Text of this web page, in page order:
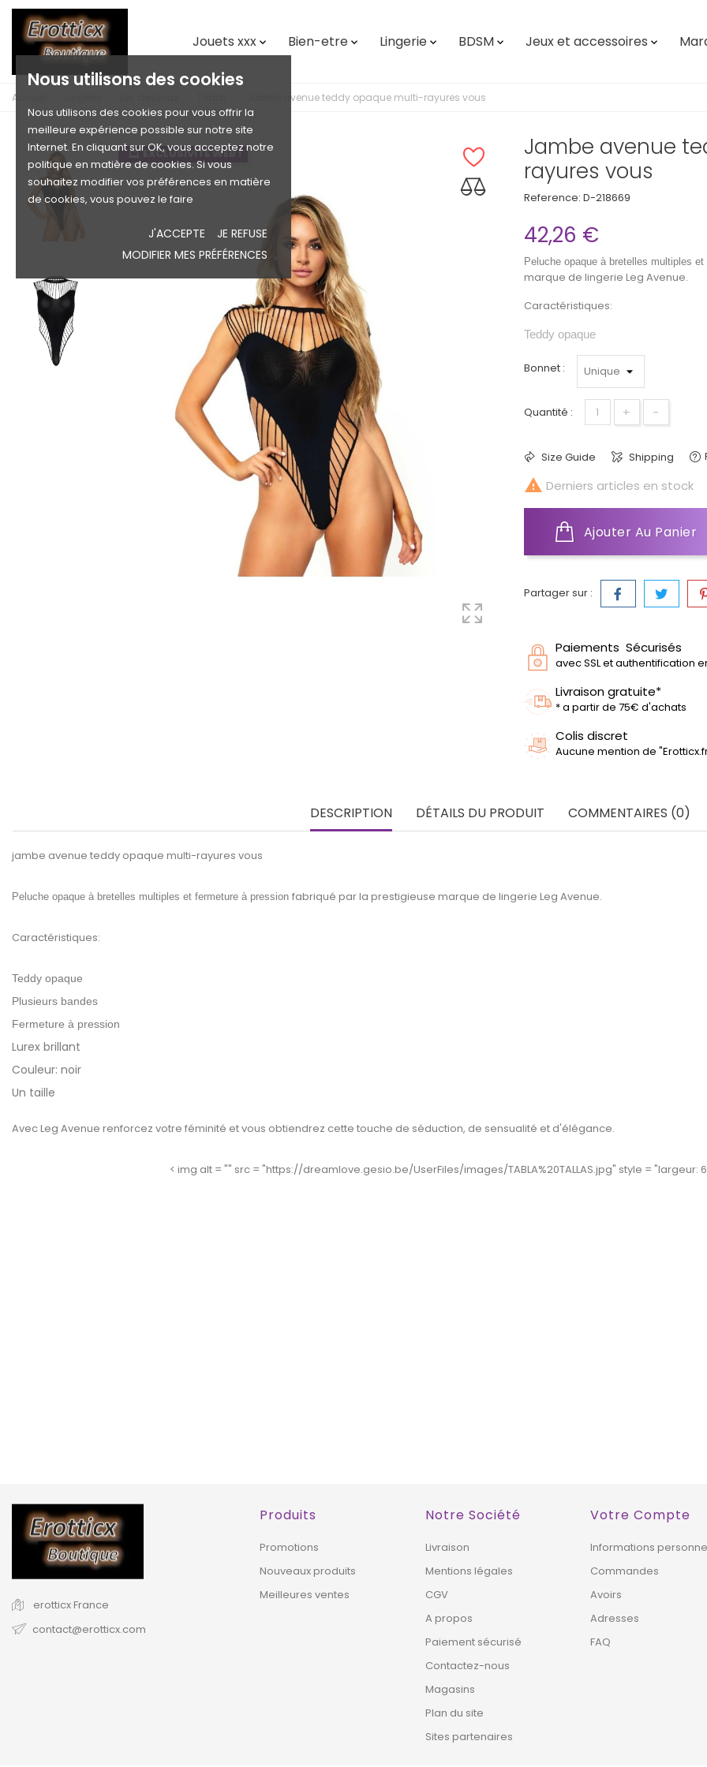
Nous utilisons des cookies
Nous utilisons des cookies pour vous offrir la
meilleure expérience possible sur notre site
Internet. En cliquant sur OK, vous acceptez notre
politique en matière de cookies. Si vous
souhaitez modifier vos préférences en matière
de cookies, vous pouvez le faire
J'ACCEPTE
JE REFUSE
MODIFIER MES PRÉFÉRENCES
Jouets xxx Bien-etre Lingerie BDSM Jeux et accessoires 
Accueil Jambe avenue teddy opaque multi-rayures vous
EXCLUSIVITÉ WEB !
Jambe avenue
rayures vous
Reference: D-218669
42,26 €
Peluche opaque à bretelles multiples
marque de lingerie Leg Avenue.
Caractéristiques:
Teddy opaque
Bonnet :
Quantité : + -
Size Guide Shipping
 Derniers articles en stock
Ajouter Au Panier
Partager sur :
Paiements Sécurisés
avec SSL et authentification
Livraison gratuite*
* a partir de 75€ d'achats
Colis discret
Aucune mention de
DESCRIPTION DÉTAILS DU PRODUIT COMMENTAIRES (0)
jambe avenue teddy opaque multi-rayures vous
Peluche opaque à bretelles multiples et fermeture à pression fabriqué par la prestigieuse marque de lingerie Leg Avenue.
Caractéristiques:
Teddy opaque
Plusieurs bandes
Fermeture à pression
Lurex brillant
Couleur: noir
Un taille
Avec Leg Avenue renforcez votre féminité et vous obtiendrez cette touche de séduction, de sensualité et d'élégance.
< img alt = "" src = "https://dreamlove.gesio.be/UserFiles/images/TABLA%20TALLAS.jpg" style = "largeur:
erotticx France
contact@erotticx.com
Produits
Promotions
Nouveaux produits
Meilleures ventes
Notre Société
Livraison
Mentions légales
CGV
A propos
Paiement sécurisé
Contactez-nous
Magasins
Plan du site
Sites partenaires
Votre Compte
Informations
Commandes
Avoirs
Adresses
FAQ